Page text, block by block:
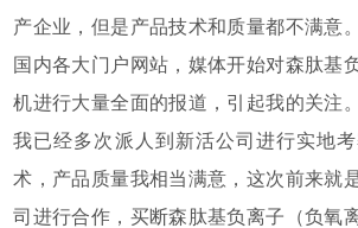
产企业，但是产品技术和质量都不满意
国内各大门户网站，媒体开始对森肽基
机进行大量全面的报道，引起我的关注
我已经多次派人到新活公司进行实地
术，产品质量我相当满意，这次前来就
司进行合作，买断森肽基负离子（负氧